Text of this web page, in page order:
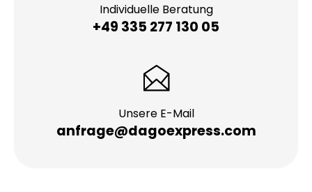
Individuelle Beratung
+49 335 277 130 05
Unsere E-Mail
anfrage@dagoexpress.com